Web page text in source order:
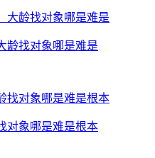
龄找对象哪是难是
对象哪是难是根本